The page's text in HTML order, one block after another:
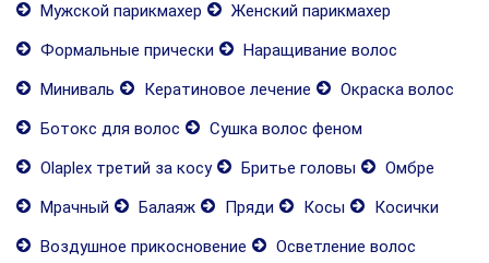
Мужской парикмахер
Женский парикмахер
Формальные прически
Наращивание волос
Миниваль
Кератиновое лечение
Окраска волос
Ботокс для волос
Сушка волос феном
Olaplex третий за косу
Бритье головы
Омбре
Мрачный
Балаяж Пряди Косы
Косички
Воздушное прикосновение
Осветление волос